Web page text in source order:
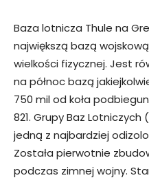
Baza lotnicza Thule na
największą bazą
wielkości fizycznej. Jest
na północ bazą
750 mil od koła
821. Grupy Baz Lotniczych
jedną z najbardziej
Została pierwotnie
podczas zimnej wojny.